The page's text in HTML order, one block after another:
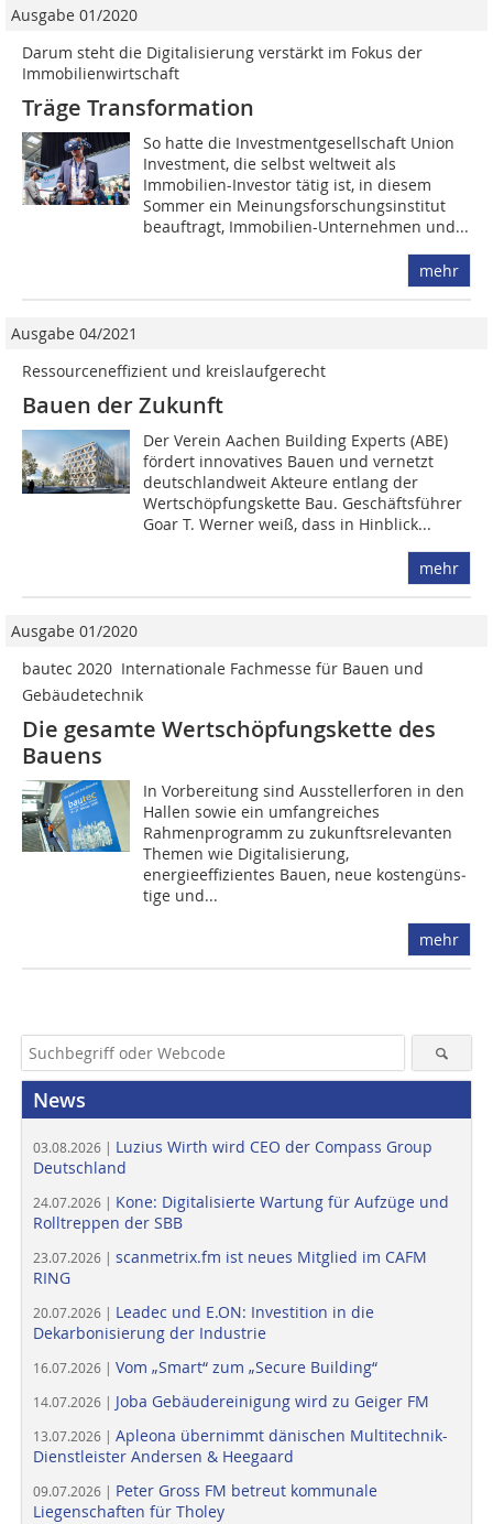
Ausgabe 01/2020
Darum steht die Digitalisierung verstärkt im Fokus der
Immobilienwirtschaft
Träge Transformation
So hatte die Investmentgesellschaft Union
Investment, die selbst weltweit als
Immobilien-Investor tätig ist, in diesem
Sommer ein Meinungsforschungsinstitut
beauftragt, Immobilien-Unternehmen und...
mehr
Ausgabe 04/2021
Ressourcen­effizient und kreislaufgerecht
Bauen der Zukunft
Der Verein Aachen Building Experts (ABE)
fördert innovatives Bauen und vernetzt
deutschlandweit Akteure entlang der
Wertschöpfungskette Bau. Geschäftsführer
Goar T. Werner weiß, dass in Hinblick...
mehr
Ausgabe 01/2020
bautec 2020  Internationale Fachmesse für Bauen und
Gebäudetechnik
Die gesamte Wertschöpfungskette des
Bauens
In Vorbereitung sind Ausstellerforen in den
Hallen sowie ein umfangreiches
Rahmenprogramm zu zukunftsrelevanten
Themen wie Digitalisierung,
energieeffizientes Bauen, neue kostengüns­
tige und...
mehr
News
03.08.2026 | Luzius Wirth wird CEO der Compass Group
Deutschland
24.07.2026 | Kone: Digitalisierte Wartung für Aufzüge und
Rolltreppen der SBB
23.07.2026 | scanmetrix.fm ist neues Mitglied im CAFM
RING
20.07.2026 | Leadec und E.ON: Investition in die
Dekarbonisierung der Industrie
16.07.2026 | Vom „Smart“ zum „Secure Building“
14.07.2026 | Joba Gebäudereinigung wird zu Geiger FM
13.07.2026 | Apleona übernimmt dänischen Multitechnik-
Dienstleister Andersen & Heegaard
09.07.2026 | Peter Gross FM betreut kommunale
Liegenschaften für Tholey